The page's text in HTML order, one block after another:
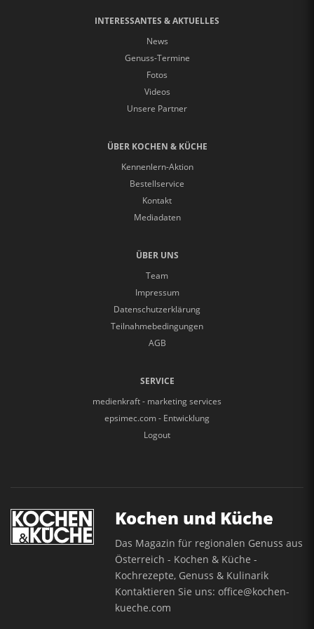
INTERESSANTES & AKTUELLES
News
Genuss-Termine
Fotos
Videos
Unsere Partner
ÜBER KOCHEN & KÜCHE
Kennenlern-Aktion
Bestellservice
Kontakt
Mediadaten
ÜBER UNS
Team
Impressum
Datenschutzerklärung
Teilnahmebedingungen
AGB
SERVICE
medienkraft - marketing services
epsimec.com - Entwicklung
Logout
Kochen und Küche
Das Magazin für regionalen Genuss aus
Österreich - Kochen & Küche -
Kochrezepte, Genuss & Kulinarik
Kontaktieren Sie uns:office@kochen-
kueche.com